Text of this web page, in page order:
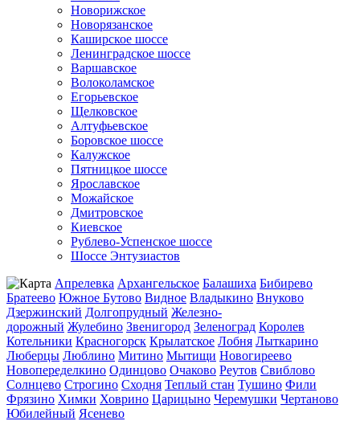
Новорижское
Новорязанское
Каширское шоссе
Ленинградское шоссе
Варшавское
Волоколамское
Егорьевское
Щелковское
Алтуфьевское
Боровское шоссе
Калужское
Пятницкое шоссе
Ярославское
Можайское
Дмитровское
Киевское
Рублево-Успенское шоссе
Шоссе Энтузиастов
Апрелевка Архангельское Балашиха Бибирево
Братеево Южное Бутово Видное Владыкино Внуково
Дзержинский Долгопрудный Железно-
дорожный Жулебино Звенигород Зеленоград Королев
Котельники Красногорск Крылатское Лобня Лыткарино
Люберцы Люблино Митино Мытищи Новогиреево
Новопеределкино Одинцово Очаково Реутов Свиблово
Солнцево Строгино Сходня Теплый стан Тушино Фили
Фрязино Химки Ховрино Царицыно Черемушки Чертаново
Юбилейный Ясенево